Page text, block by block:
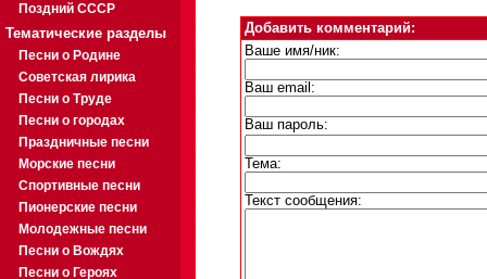
Поздний СССР
Тематические разделы
Песни о Родине
Советская лирика
Песни о Труде
Песни о городах
Праздничные песни
Морские песни
Спортивные песни
Пионерские песни
Молодежные песни
Песни о Вождях
Песни о Героях
Добавить комментарий:
Ваше имя/ник:
Ваш email:
Ваш пароль:
Тема:
Текст сообщения: